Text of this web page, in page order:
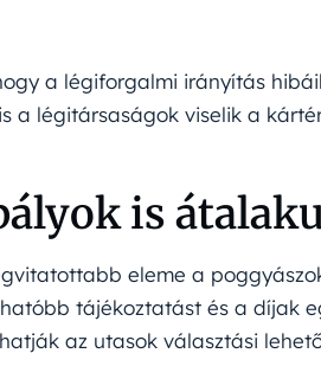
a légiforgalmi irányítás
a légitársaságok viselik a
is
eleme a
tájékoztatást és a díjak
az utasok választási